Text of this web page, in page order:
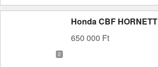
Honda CBF HORNETT
650 000 Ft